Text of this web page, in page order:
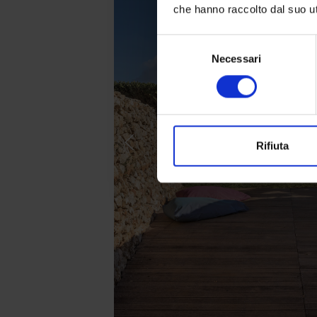
che hanno raccolto dal suo
Necessari
Rifiuta